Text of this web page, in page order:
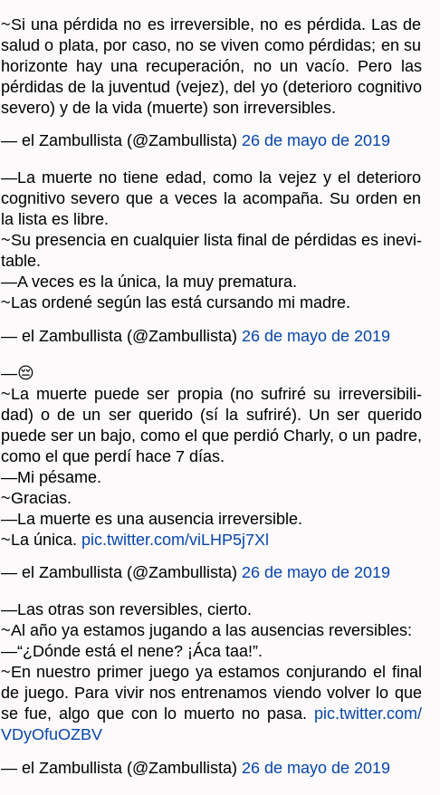
~Si una pér­di­da no es irre­ver­si­ble, no es pér­di­da. Las de
salud o plata, por caso, no se viven como pér­di­das; en su
ho­ri­zon­te hay una re­cu­pe­ra­ción, no un vacío. Pero las
pér­di­das de la ju­ven­tud (vejez), del yo (de­te­rio­ro cog­ni­ti­vo
se­ve­ro) y de la vida (muer­te) son irre­ver­si­bles.
— el Zam­bu­llis­ta (@Zam­bu­llis­ta) 26 de mayo de 2019
—La muer­te no tiene edad, como la vejez y el de­te­rio­ro
cog­ni­ti­vo se­ve­ro que a veces la acom­pa­ña. Su orden en
la lista es libre.
~Su pre­sen­cia en cual­quier lista final de pér­di­das es inevi­
ta­ble.
—A veces es la única, la muy pre­ma­tu­ra.
~Las or­de­né según las está cur­san­do mi madre.
— el Zam­bu­llis­ta (@Zam­bu­llis­ta) 26 de mayo de 2019
—😔
~La muer­te puede ser pro­pia (no su­fri­ré su irre­ver­si­bi­li­
dad) o de un ser que­ri­do (sí la su­fri­ré). Un ser que­ri­do
puede ser un bajo, como el que per­dió Charly, o un padre,
como el que perdí hace 7 días.
—Mi pé­sa­me.
~Gra­cias.
—La muer­te es una au­sen­cia irre­ver­si­ble.
~La única. pic.​twitter.​com/​viLHP5j7Xl
— el Zam­bu­llis­ta (@Zam­bu­llis­ta) 26 de mayo de 2019
—Las otras son re­ver­si­bles, cier­to.
~Al año ya es­ta­mos ju­gan­do a las au­sen­cias re­ver­si­bles:
—“¿Dónde está el nene? ¡Áca taa!”.
~En nues­tro pri­mer juego ya es­ta­mos con­ju­ran­do el final
de juego. Para vivir nos en­tre­na­mos vien­do vol­ver lo que
se fue, algo que con lo muer­to no pasa. pic.​twitter.​com/​
VDyOfuOZBV
— el Zam­bu­llis­ta (@Zam­bu­llis­ta) 26 de mayo de 2019